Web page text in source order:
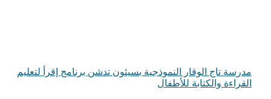
مدرسة تاج الوقار النموذجية بسيئون تدشن برنامج إقرأ لتعليم
القراءة والكتابة للأطفال